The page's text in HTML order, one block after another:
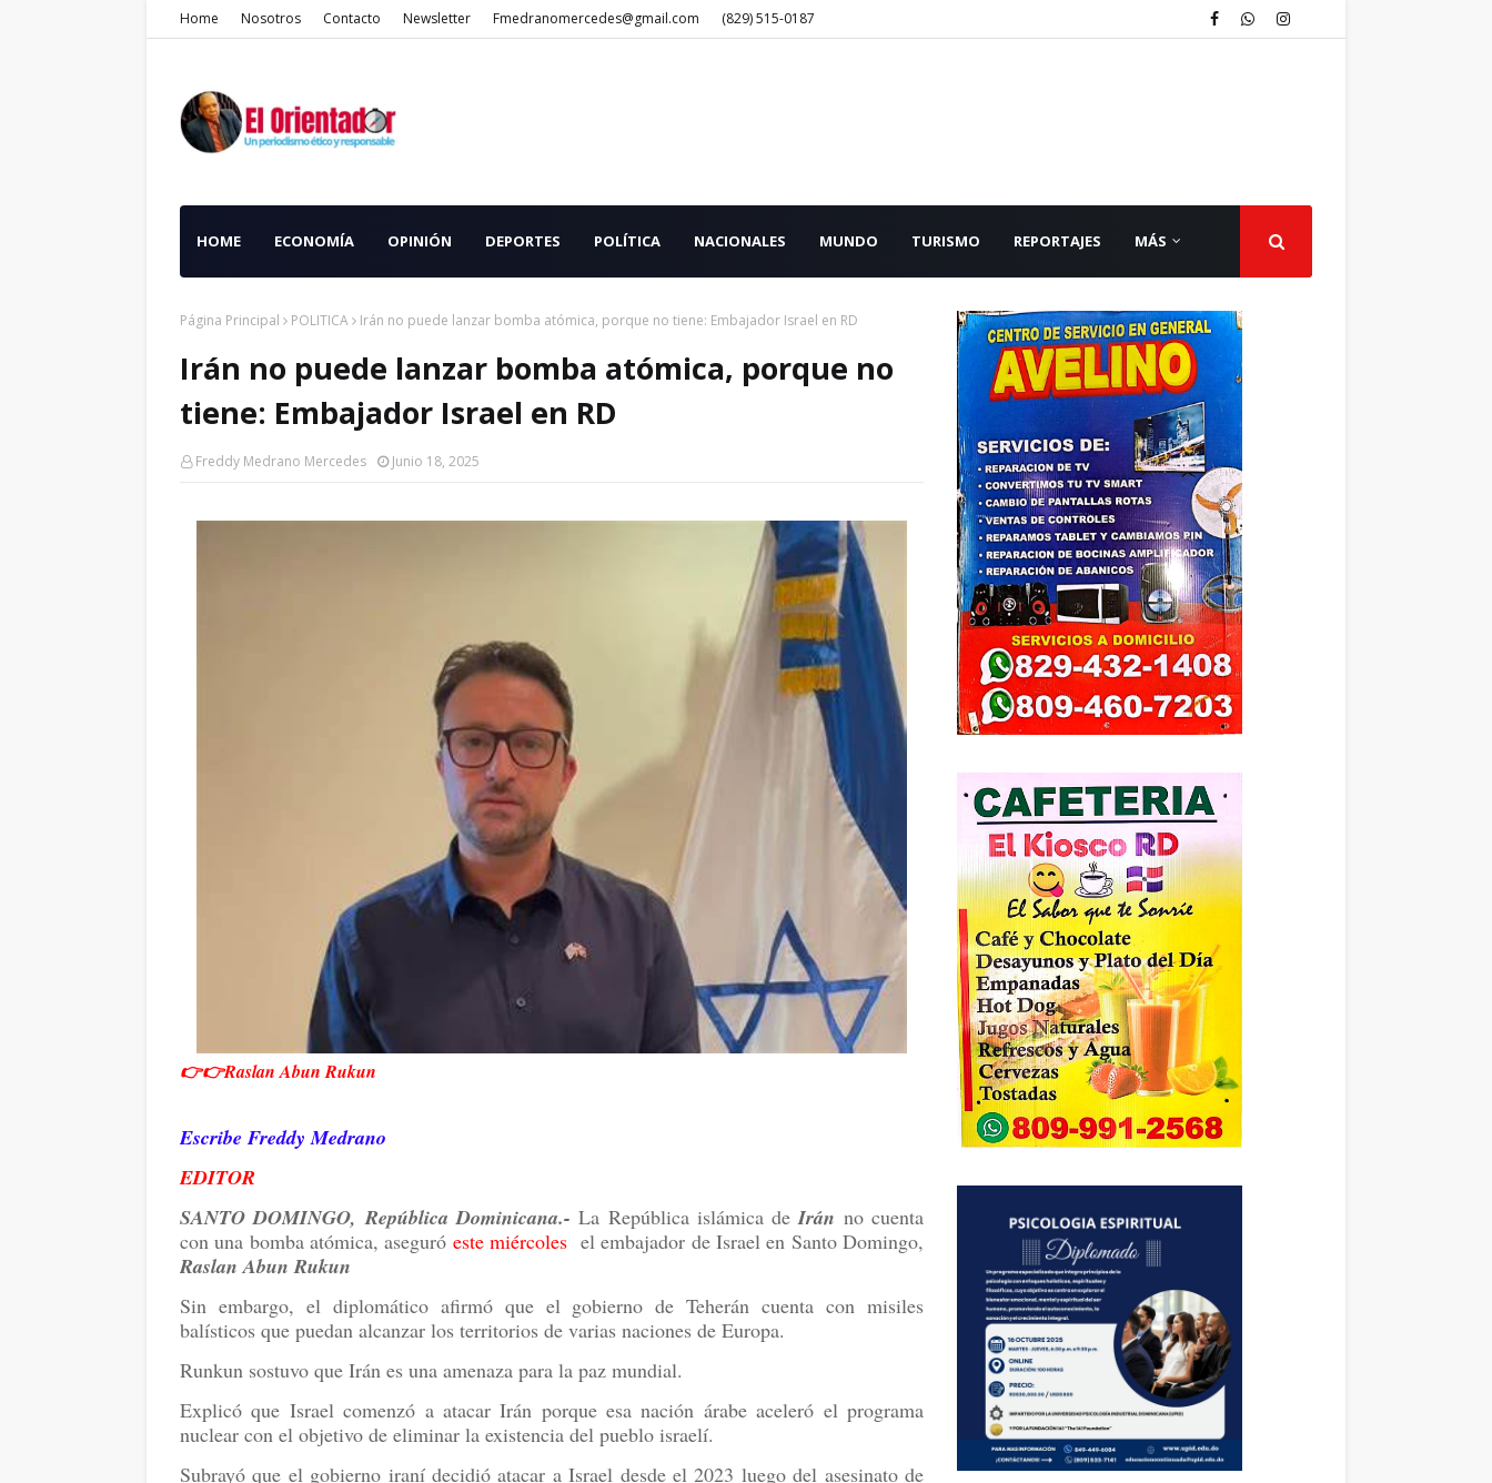
Home Nosotros Contacto Newsletter Fmedranomercedes@gmail.com (829) 515-0187
HOME ECONOMÍA OPINIÓN DEPORTES POLÍTICA NACIONALES MUNDO TURISMO REPORTAJES MÁS
Página Principal POLITICA Irán no puede lanzar bomba atómica, porque no tiene: Embajador Israel en RD
Irán no puede lanzar bomba atómica, porque no
tiene: Embajador Israel en RD
Freddy Medrano Mercedes Junio 18, 2025
👉👉Raslan Abun Rukun
Escribe Freddy Medrano
EDITOR
SANTO DOMINGO, República Dominicana.- La República islámica deIrán no cuenta
con una bomba atómica, aseguró este miércoles el embajador de Israel en Santo Domingo,
Raslan Abun Rukun
Sin embargo, el diplomático afirmó que el gobierno de Teherán cuenta con misiles
balísticos que puedan alcanzar los territorios de varias naciones de Europa.
Runkun sostuvo que Irán es una amenaza para la paz mundial.
Explicó que Israel comenzó a atacar Irán porque esa nación árabe aceleró el programa
nuclear con el objetivo de eliminar la existencia del pueblo israelí.
Subrayó que el gobierno iraní decidió atacar a Israel desde el 2023 luego del asesinato de